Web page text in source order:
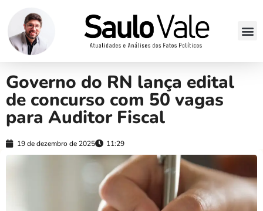
Governo do RN lança edital
de concurso com 50 vagas
para Auditor Fiscal
19 de dezembro de 2025 11:29